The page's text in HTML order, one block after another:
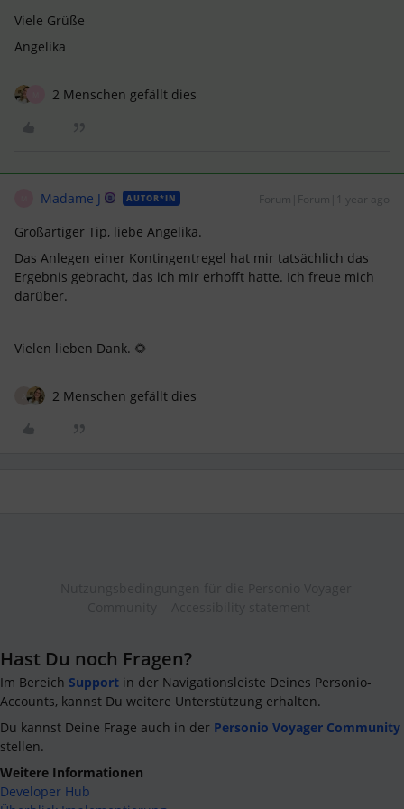
Viele Grüße
Angelika
2 Menschen gefällt dies
Madame J AUTOR*IN Forum|Forum|1 year ago
Großartiger Tip, liebe Angelika.
Das Anlegen einer Kontingentregel hat mir tatsächlich das
Ergebnis gebracht, das ich mir erhofft hatte. Ich freue mich
darüber.
Vielen lieben Dank. 🌻
2 Menschen gefällt dies
Hast Du noch Fragen?
Im Bereich Support in der Navigationsleiste Deines Personio-
Accounts, kannst Du weitere Unterstützung erhalten.
Du kannst Deine Frage auch in der Personio Voyager Community
stellen.
Weitere Informationen
Developer Hub